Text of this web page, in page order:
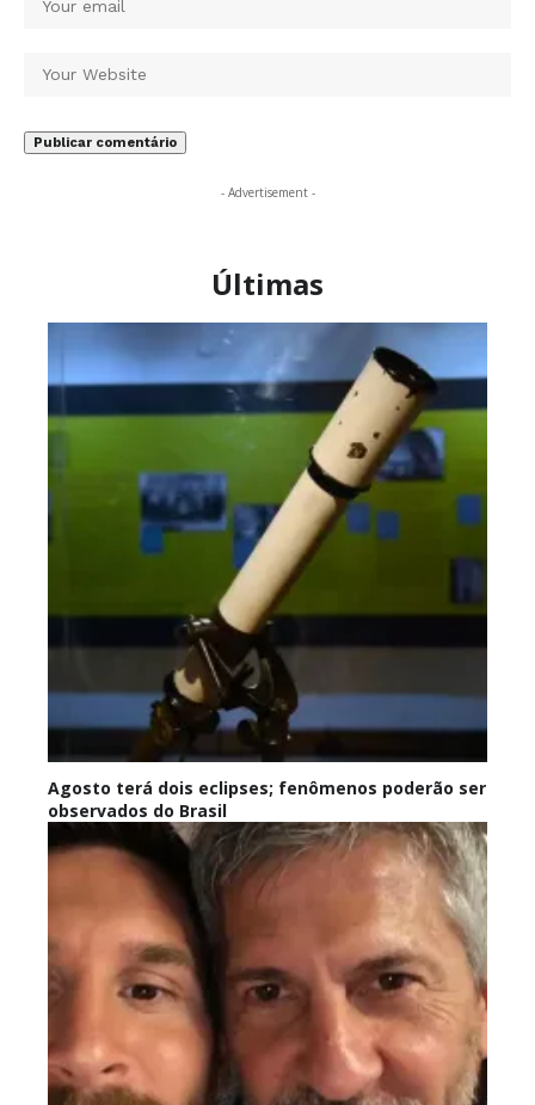
- Advertisement -
Últimas
Agosto terá dois eclipses; fenômenos poderão ser
observados do Brasil